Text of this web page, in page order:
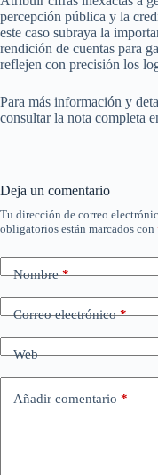
percepción pública y la
este caso subraya la
rendición de cuentas para
reflejen con precisión los
Para más información y
consultar la nota completa
Deja un comentario
Tu dirección de correo
obligatorios están marcados con
Nombre*
Correo electrónico*
Web
Añadir comentario *